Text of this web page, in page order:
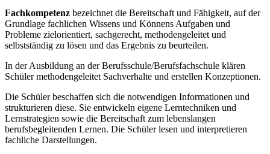
Fachkompetenz bezeichnet die Bereitschaft und Fähigkeit, auf der
Grundlage fachlichen Wissens und Könnens Aufgaben und
Probleme zielorientiert, sachgerecht, methodengeleitet und
selbstständig zu lösen und das Ergebnis zu beurteilen.
In der Ausbildung an der Berufsschule/Berufsfachschule klären
Schüler methodengeleitet Sachverhalte und erstellen Konzeptionen.
Die Schüler beschaffen sich die notwendigen Informationen und
strukturieren diese. Sie entwickeln eigene Lerntechniken und
Lernstrategien sowie die Bereitschaft zum lebenslangen
berufsbegleitenden Lernen. Die Schüler lesen und interpretieren
fachliche Darstellungen.